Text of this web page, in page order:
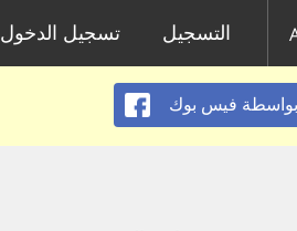
تسجيل الدخول التسجيل
فيس بوك